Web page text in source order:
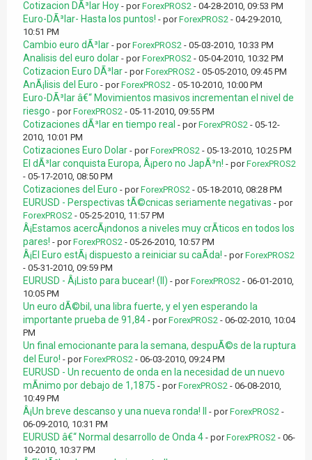
Cotizacion DÃ³lar Hoy - porForexPROS2 - 04-28-2010, 09:53 PM
Euro-DÃ³lar- Hasta los puntos! - porForexPROS2 - 04-29-2010,
10:51 PM
Cambio euro dÃ³lar - porForexPROS2 - 05-03-2010, 10:33 PM
Analisis del euro dolar - porForexPROS2 - 05-04-2010, 10:32 PM
Cotizacion Euro DÃ³lar - porForexPROS2 - 05-05-2010, 09:45 PM
AnÃ¡lisis del Euro - porForexPROS2 - 05-10-2010, 10:00 PM
Euro-DÃ³lar â€“ Movimientos masivos incrementan el nivel de
riesgo - porForexPROS2 - 05-11-2010, 09:55 PM
Cotizaciones dÃ³lar en tiempo real - porForexPROS2 - 05-12-
2010, 10:01 PM
Cotizaciones Euro Dolar - porForexPROS2 - 05-13-2010, 10:25 PM
El dÃ³lar conquista Europa, Â¡pero no JapÃ³n! - porForexPROS2
- 05-17-2010, 08:50 PM
Cotizaciones del Euro - porForexPROS2 - 05-18-2010, 08:28 PM
EURUSD - Perspectivas tÃ©cnicas seriamente negativas - por
ForexPROS2 - 05-25-2010, 11:57 PM
Â¡Estamos acercÃ¡ndonos a niveles muy crÃ­ticos en todos los
pares! - porForexPROS2 - 05-26-2010, 10:57 PM
Â¡El Euro estÃ¡ dispuesto a reiniciar su caÃ­da! - porForexPROS2
- 05-31-2010, 09:59 PM
EURUSD - Â¡Listo para bucear! (II) - porForexPROS2 - 06-01-2010,
10:05 PM
Un euro dÃ©bil, una libra fuerte, y el yen esperando la
importante prueba de 91,84 - porForexPROS2 - 06-02-2010, 10:04
PM
Un final emocionante para la semana, despuÃ©s de la ruptura
del Euro! - porForexPROS2 - 06-03-2010, 09:24 PM
EURUSD - Un recuento de onda en la necesidad de un nuevo
mÃ­nimo por debajo de 1,1875 - porForexPROS2 - 06-08-2010,
10:49 PM
Â¡Un breve descanso y una nueva ronda! II - porForexPROS2 -
06-09-2010, 10:31 PM
EURUSD â€“ Normal desarrollo de Onda 4 - porForexPROS2 - 06-
10-2010, 10:37 PM